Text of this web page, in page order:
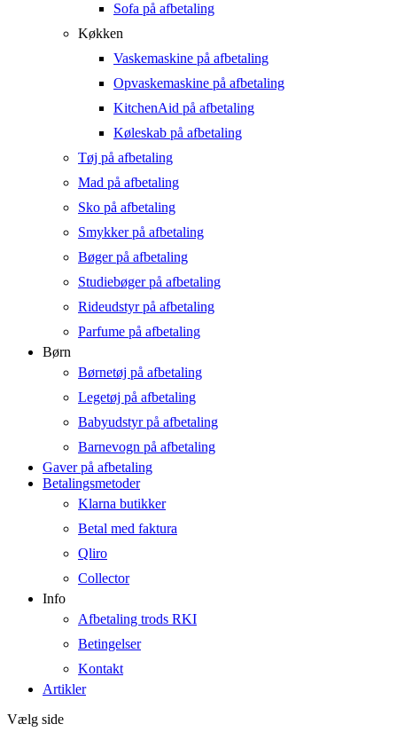
Sofa på afbetaling
Køkken
Vaskemaskine på afbetaling
Opvaskemaskine på afbetaling
KitchenAid på afbetaling
Køleskab på afbetaling
Tøj på afbetaling
Mad på afbetaling
Sko på afbetaling
Smykker på afbetaling
Bøger på afbetaling
Studiebøger på afbetaling
Rideudstyr på afbetaling
Parfume på afbetaling
Børn
Børnetøj på afbetaling
Legetøj på afbetaling
Babyudstyr på afbetaling
Barnevogn på afbetaling
Gaver på afbetaling
Betalingsmetoder
Klarna butikker
Betal med faktura
Qliro
Collector
Info
Afbetaling trods RKI
Betingelser
Kontakt
Artikler
Vælg side